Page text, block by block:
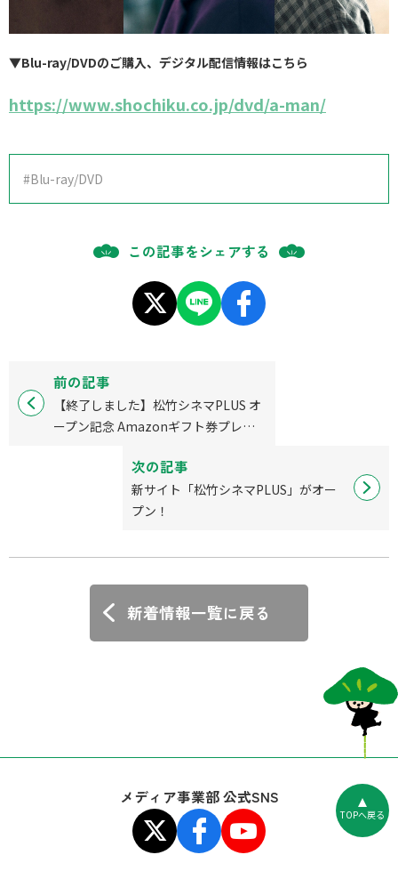
▼Blu-ray/DVDのご購入、デジタル配信情報はこちら
https://www.shochiku.co.jp/dvd/a-man/
#Blu-ray/DVD
この記事をシェアする
前の記事
【終了しました】松竹シネマPLUS オ
ープン記念 Amazonギフト券プレゼ
次の記事
新サイト「松竹シネマPLUS」がオー
プン！
新着情報一覧に戻る
TOPへ戻る
メディア事業部 公式SNS